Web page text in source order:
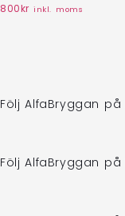
800kr inkl. moms
Följ AlfaBryggan på
Följ AlfaBryggan på